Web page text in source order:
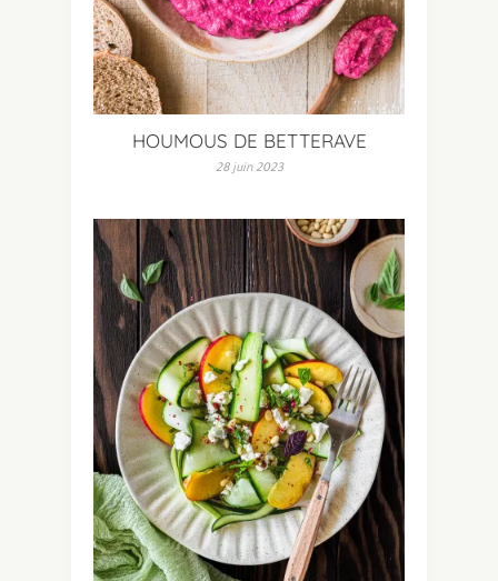
HOUMOUS DE BETTERAVE
28 juin 2023